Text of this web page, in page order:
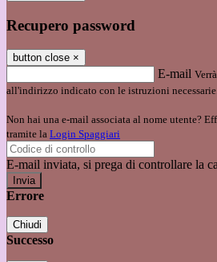
Recupero password
button close ×
E-mail
all'indirizzo indicato con le istruzioni
Non hai una e-mail associata al nome utente?
tramite la Login Spaggiari
E-mail inviata, si prega di controllare la
Errore
Chiudi
Successo